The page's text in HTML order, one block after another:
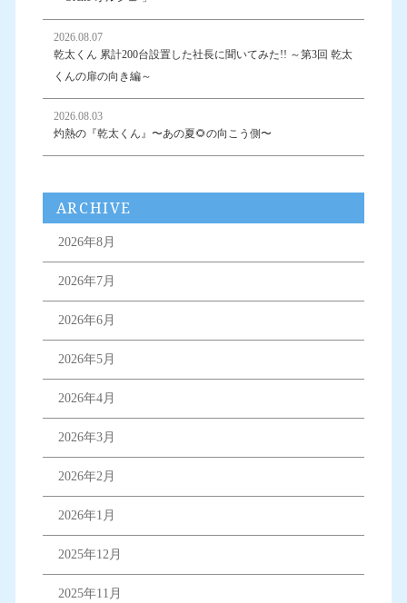
2026.08.07
乾太くん 累計200台設置した社長に聞いてみた!! ～第3回 乾太
くんの扉の向き編～
2026.08.03
灼熱の『乾太くん』〜あの夏🌻の向こう側〜
ARCHIVE
2026年8月
2026年7月
2026年6月
2026年5月
2026年4月
2026年3月
2026年2月
2026年1月
2025年12月
2025年11月